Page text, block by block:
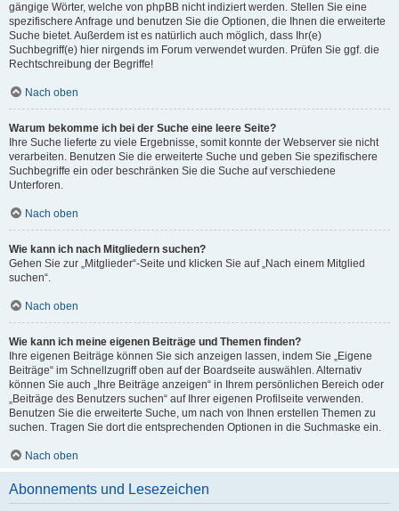
gängige Wörter, welche von phpBB nicht indiziert werden. Stellen Sie eine
spezifischere Anfrage und benutzen Sie die Optionen, die Ihnen die erweiterte
Suche bietet. Außerdem ist es natürlich auch möglich, dass Ihr(e)
Suchbegriff(e) hier nirgends im Forum verwendet wurden. Prüfen Sie ggf. die
Rechtschreibung der Begriffe!
Nach oben
Warum bekomme ich bei der Suche eine leere Seite?
Ihre Suche lieferte zu viele Ergebnisse, somit konnte der Webserver sie nicht
verarbeiten. Benutzen Sie die erweiterte Suche und geben Sie spezifischere
Suchbegriffe ein oder beschränken Sie die Suche auf verschiedene
Unterforen.
Nach oben
Wie kann ich nach Mitgliedern suchen?
Gehen Sie zur „Mitglieder“-Seite und klicken Sie auf „Nach einem Mitglied
suchen“.
Nach oben
Wie kann ich meine eigenen Beiträge und Themen finden?
Ihre eigenen Beiträge können Sie sich anzeigen lassen, indem Sie „Eigene
Beiträge“ im Schnellzugriff oben auf der Boardseite auswählen. Alternativ
können Sie auch „Ihre Beiträge anzeigen“ in Ihrem persönlichen Bereich oder
„Beiträge des Benutzers suchen“ auf Ihrer eigenen Profilseite verwenden.
Benutzen Sie die erweiterte Suche, um nach von Ihnen erstellen Themen zu
suchen. Tragen Sie dort die entsprechenden Optionen in die Suchmaske ein.
Nach oben
Abonnements und Lesezeichen